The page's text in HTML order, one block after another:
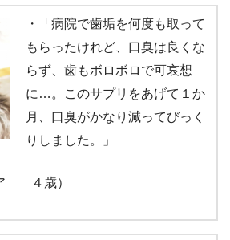
・「病院で歯垢を何度も取って
もらったけれど、口臭は良くな
らず、歯もボロボロで可哀想
に…。このサプリをあげて１か
月、口臭がかなり減ってびっく
りしました。」
ア ４歳）